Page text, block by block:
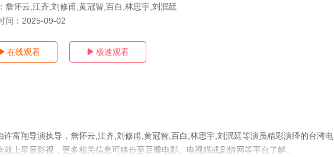
詹怀云,江齐,刘修甫,黄冠智,百白,林思宇,刘泯廷
间： 2025-09-02
在线观看  极速观看
富翔导演执导，詹怀云,江齐,刘修甫,黄冠智,百白,林思宇,刘泯廷等演员精彩演绎的台湾电
上星辰影视，更多相关信息可移步至豆瓣电影、电视猫或剧情网等平台了解。